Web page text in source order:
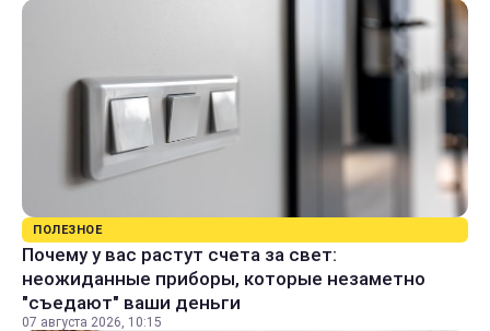
ПОЛЕЗНОЕ
Почему у вас растут счета за свет:
неожиданные приборы, которые незаметно
"съедают" ваши деньги
07 августа 2026, 10:15